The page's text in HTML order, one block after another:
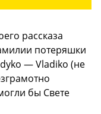
рассказа
потеряшки
— Vladiko (не
бы Свете